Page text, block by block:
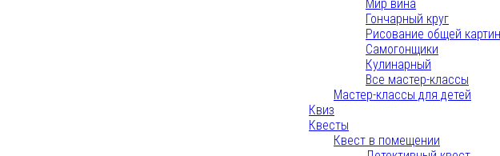
Мир вина
Гончарный круг
Рисование общей
Самогонщики
Кулинарный
Все мастер-классы
Мастер-классы для детей
Квиз
Квесты
Квест в помещении